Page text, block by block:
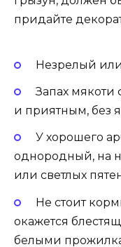
придайте
Незрелый
Запах
и приятным, без
У хорошего
однородный, на
или светлых
Не стоит
окажется
белыми